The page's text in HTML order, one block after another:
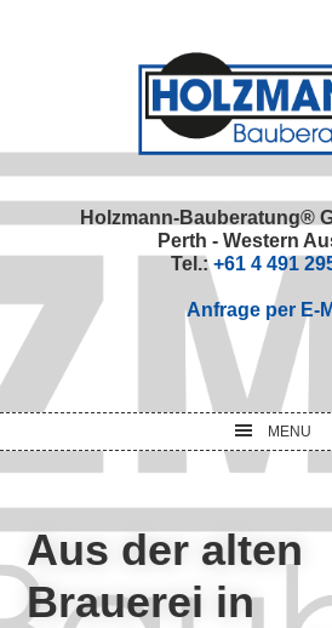
Holzmann-Bauberatung®
Perth - Western
Tel.:+61 4 491
Anfrage per E-
MENU
Aus der alten
Brauerei in